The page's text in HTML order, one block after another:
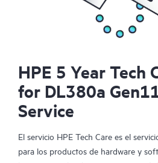
HPE 5 Year Tech
for DL380a
Service
El servicio HPE Tech Care es el
para los productos de hardware y